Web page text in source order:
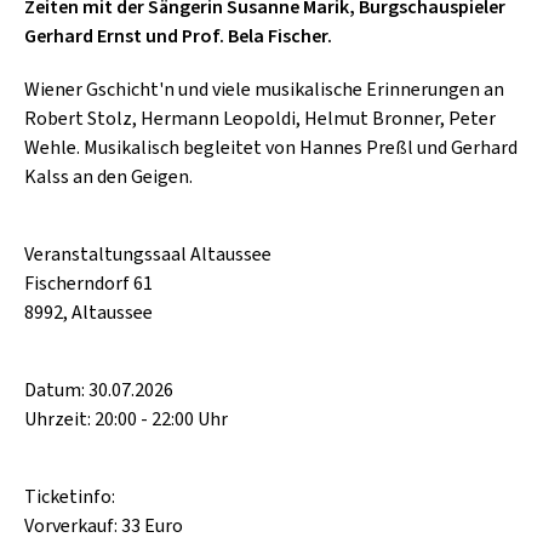
CAFÉ WOLF
POSTGARAGE
KUNSTGARTEN
KRISTALLWERK
HARD & HEAVY
SINGER-SONGWRITER
VOLKSMUSIK
KULTURLAND STEIERMARK
Zeiten mit der Sängerin Susanne Marik, Burgschauspieler
Gerhard Ernst und Prof. Bela Fischer.
Wiener Gschicht'n und viele musikalische Erinnerungen an
Robert Stolz, Hermann Leopoldi, Helmut Bronner, Peter
Wehle. Musikalisch begleitet von Hannes Preßl und Gerhard
Kalss an den Geigen.
Veranstaltungssaal Altaussee
Fischerndorf 61
8992, Altaussee
Datum: 30.07.2026
Uhrzeit: 20:00 - 22:00 Uhr
Ticketinfo:
Vorverkauf: 33 Euro